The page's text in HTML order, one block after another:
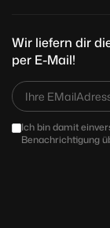
Wir liefern dir
per E-Mail!
Ich bin damit
Benachrichtigung